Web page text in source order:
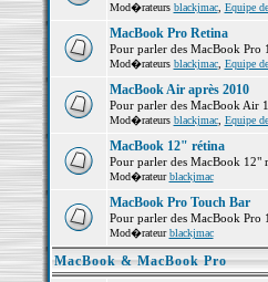
Mod�rateurs blackjmac, Equipe
MacBook Pro Retina
Pour parler des MacBook Pro
Mod�rateurs blackjmac, Equipe
MacBook Air après 2010
Pour parler des MacBook Air
Mod�rateurs blackjmac, Equipe
MacBook 12" rétina
Pour parler des MacBook 12"
Mod�rateurblackjmac
MacBook Pro Touch Bar
Pour parler des MacBook Pro
Mod�rateurblackjmac
MacBook & MacBook Pro